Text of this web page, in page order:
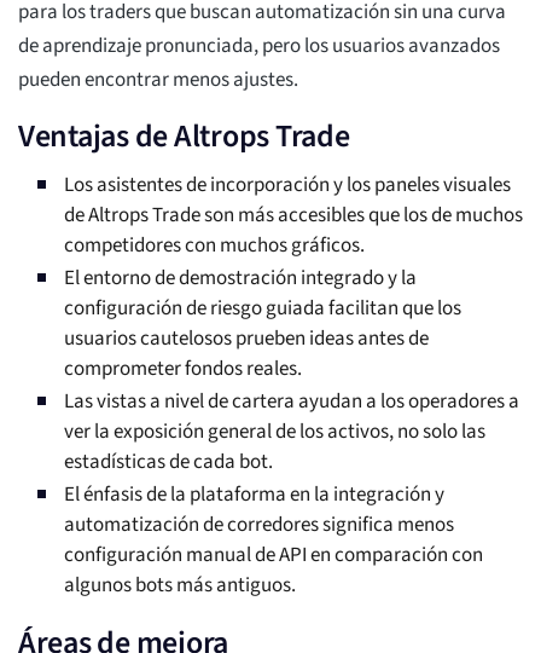
para los traders que buscan automatización sin una curva
de aprendizaje pronunciada, pero los usuarios avanzados
pueden encontrar menos ajustes.
Ventajas de Altrops Trade
Los asistentes de incorporación y los paneles visuales
de Altrops Trade son más accesibles que los de muchos
competidores con muchos gráficos.
El entorno de demostración integrado y la
configuración de riesgo guiada facilitan que los
usuarios cautelosos prueben ideas antes de
comprometer fondos reales.
Las vistas a nivel de cartera ayudan a los operadores a
ver la exposición general de los activos, no solo las
estadísticas de cada bot.
El énfasis de la plataforma en la integración y
automatización de corredores significa menos
configuración manual de API en comparación con
algunos bots más antiguos.
Áreas de mejora